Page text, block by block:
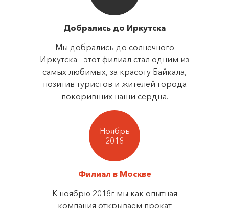
Добрались до Иркутска
Мы добрались до солнечного
Иркутска - этот филиал стал одним из
самых любимых, за красоту Байкала,
позитив туристов и жителей города
покоривших наши сердца.
Ноябрь
2018
Филиал в Москве
К ноябрю 2018г мы как опытная
компания открываем прокат